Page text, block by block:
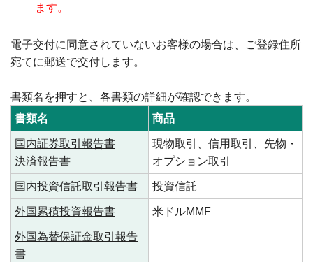
ます。
電子交付に同意されていないお客様の場合は、ご登録住所
宛てに郵送で交付します。
書類名を押すと、各書類の詳細が確認できます。
書類名
商品
国内証券取引報告書
決済報告書
現物取引、信用取引、先物・
オプション取引
国内投資信託取引報告書 投資信託
外国累積投資報告書 米ドルMMF
外国為替保証金取引報告
書